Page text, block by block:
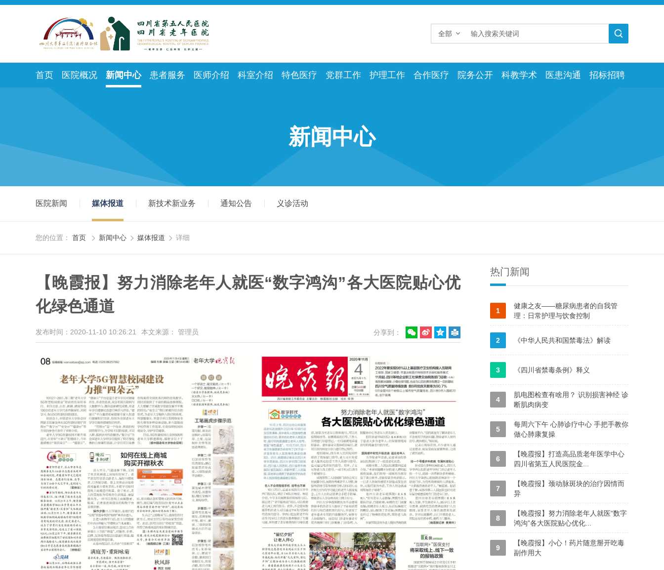
全部 
首页 医院概况 新闻中心 患者服务 医师介绍 科室介绍 特色医疗 党群工作 护理工作 合作医疗 院务公开 科教学术 医患沟通 招标招聘
新闻中心
医院新闻 媒体报道 新技术新业务 通知公告 义诊活动
您的位置： 首页  新闻中心  媒体报道  详细
【晚霞报】努力消除老年人就医“数字鸿沟”各大医院贴心优
化绿色通道
发布时间：2020-11-10 10:26:21 本文来源： 管理员 分享到：
热门新闻
1
健康之友——糖尿病患者的自我管
理：日常护理与饮食控制
2 《中华人民共和国禁毒法》解读
3 《四川省禁毒条例》释义
4
肌电图检查有啥用？ 识别损害神经 诊
断肌肉病变
5
每周六下午 心肺诊疗中心 手把手教你
做心肺康复操
6
【晚霞报】打造高品质老年医学中心
四川省第五人民医院金...
7
【晚霞报】颈动脉斑块的治疗因情而
异
8
【晚霞报】努力消除老年人就医“数字
鸿沟”各大医院贴心优化...
9
【晚霞报】小心！药片随意掰开吃毒
副作用大